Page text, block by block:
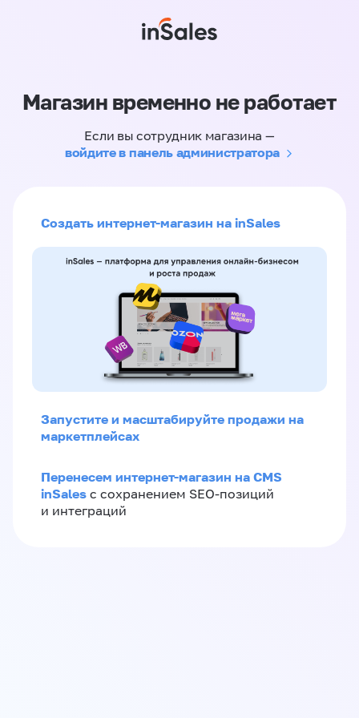
Магазин временно не работает
Если вы сотрудник магазина —
войдите в панель администратора
Создать интернет-магазин на inSales
Запустите и масштабируйте продажи на
маркетплейсах
Перенесем интернет-магазин на CMS
inSales с сохранением SEO-позиций
и интеграций